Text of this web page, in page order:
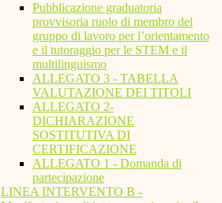
Pubblicazione graduatoria
provvisoria ruolo di membro del
gruppo di lavoro per l’orientamento
e il tutoraggio per le STEM e il
multilinguismo
ALLEGATO 3 - TABELLA
VALUTAZIONE DEI TITOLI
ALLEGATO 2-
DICHIARAZIONE
SOSTITUTIVA DI
CERTIFICAZIONE
ALLEGATO 1 - Domanda di
partecipazione
LINEA INTERVENTO B -